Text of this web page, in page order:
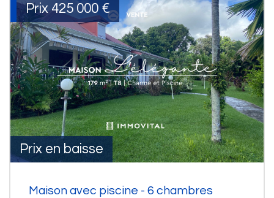
Prix en baisse
Prix 425 000 €
Maison avec piscine - 6 chambres